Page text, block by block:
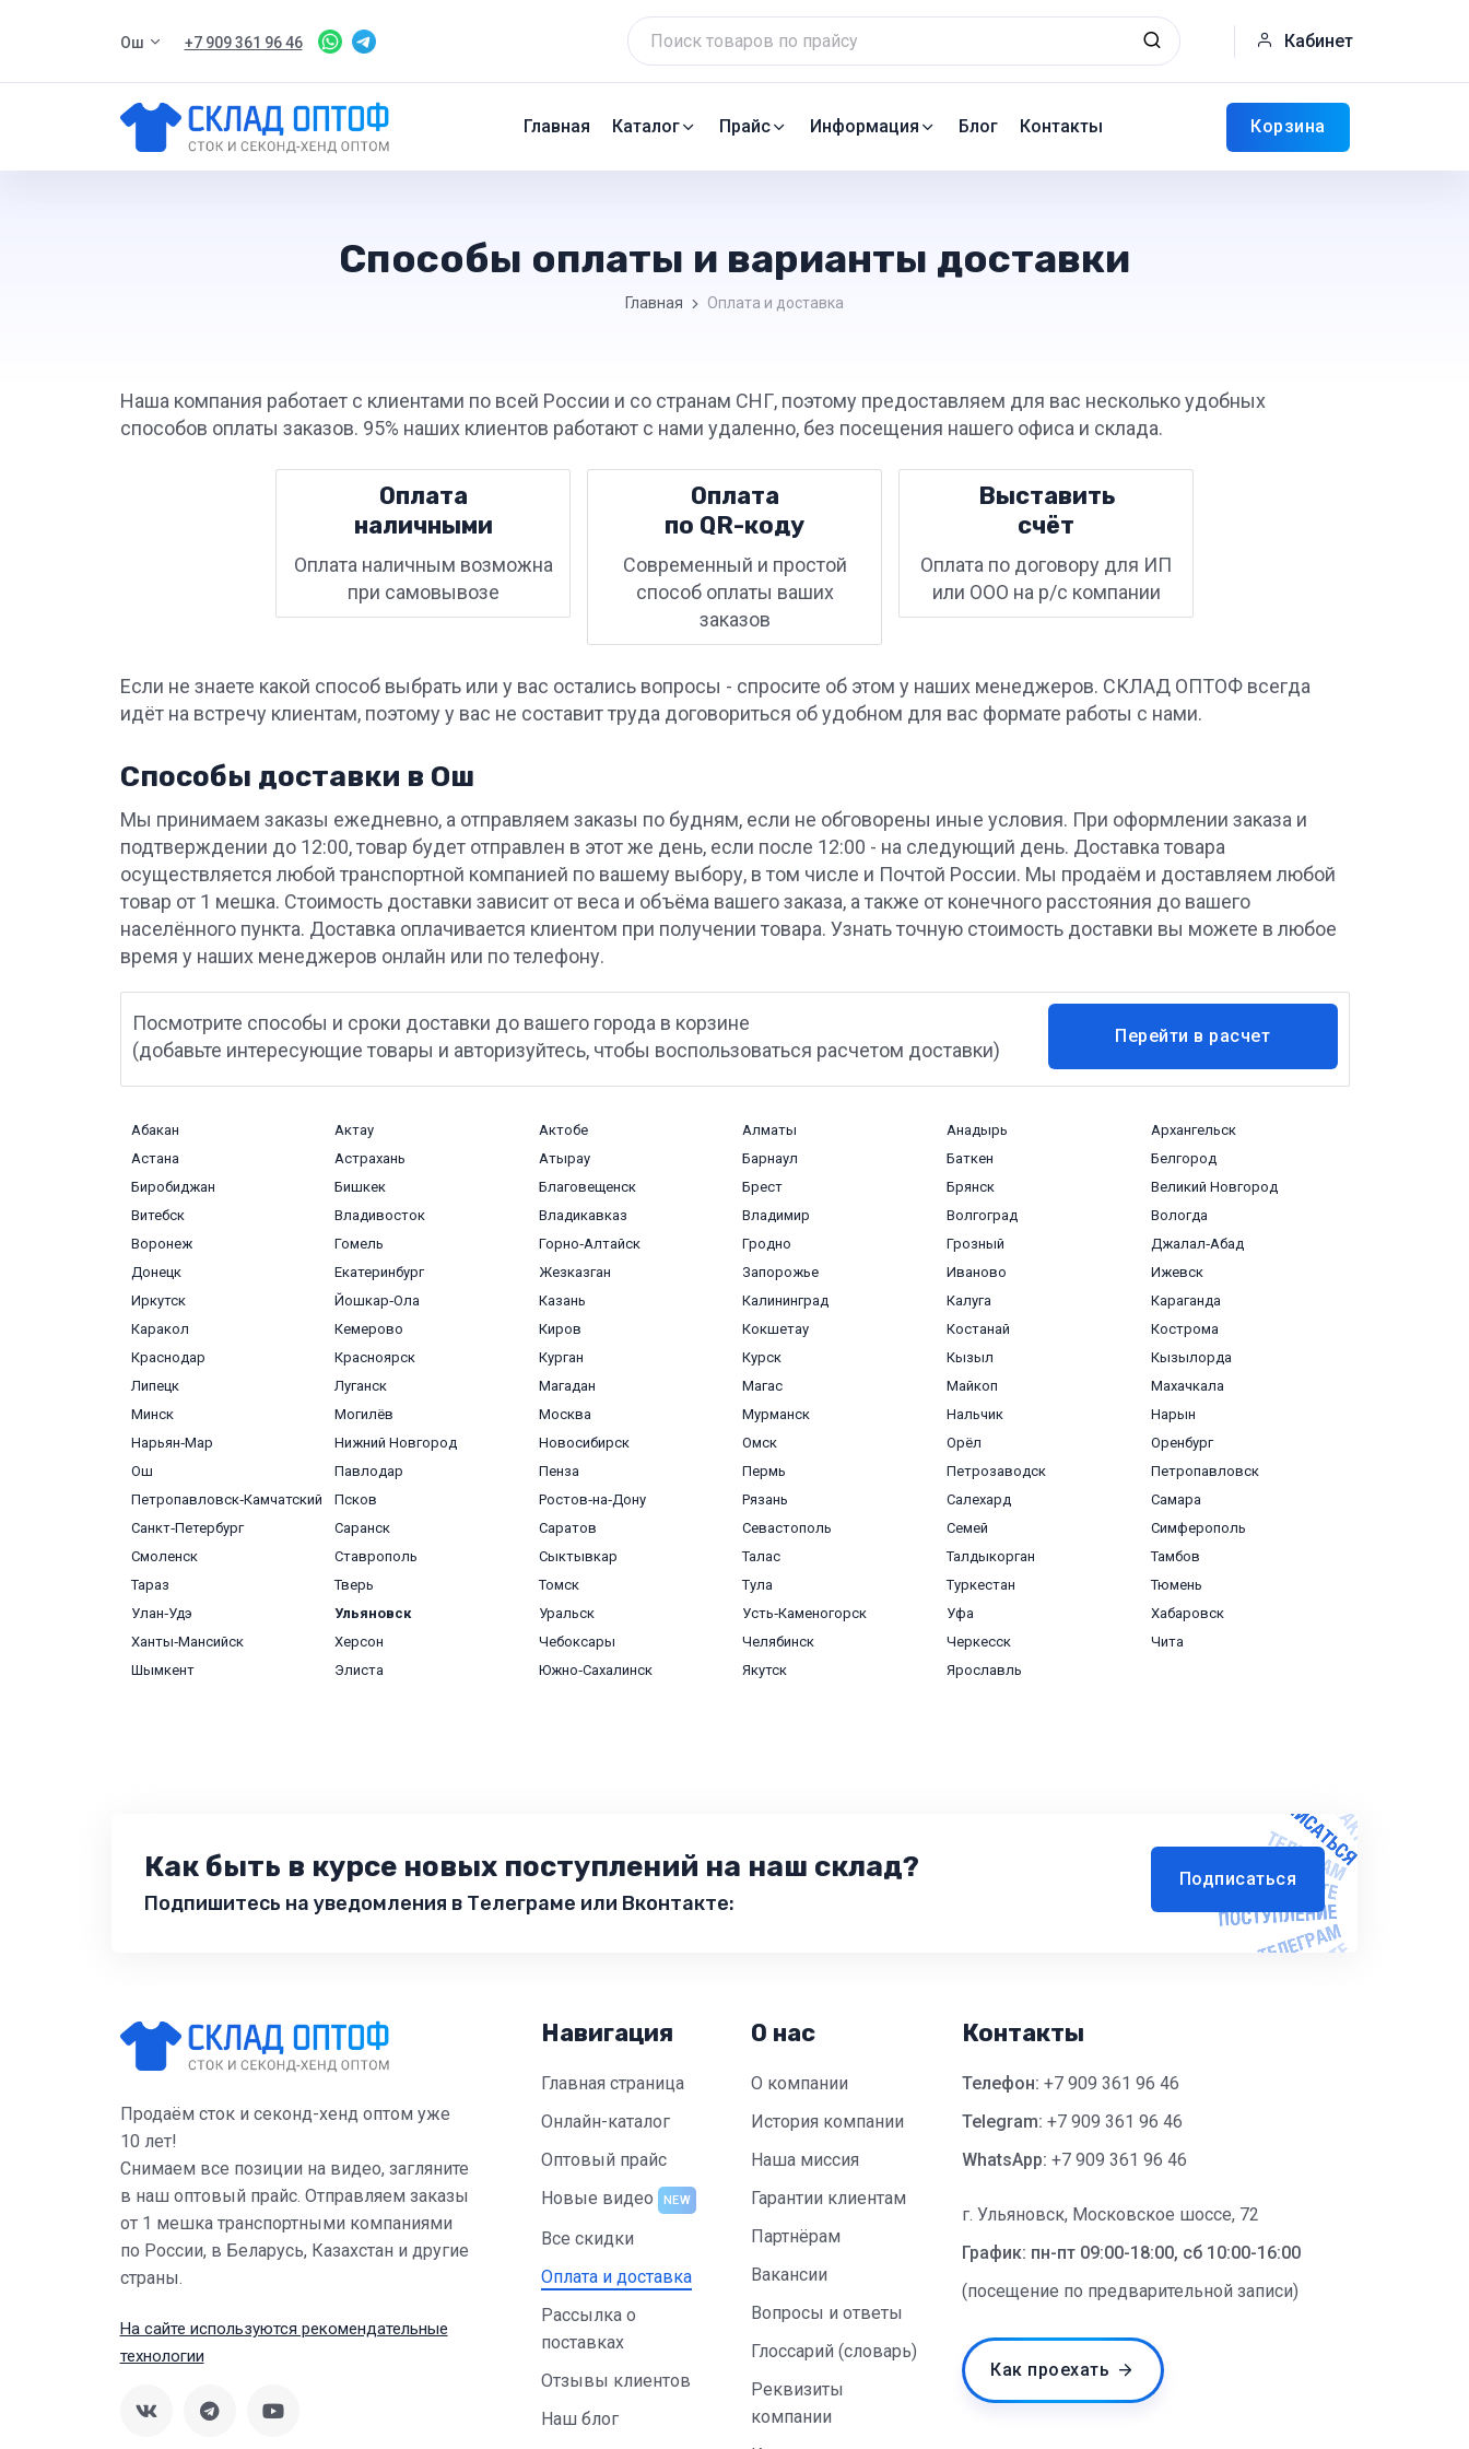
Ош +7 909 361 96 46 Кабинет
Главная Каталог Прайс Информация Блог Контакты Корзина
Способы оплаты и варианты доставки
Главная Оплата и доставка
Наша компания работает с клиентами по всей России и со странам СНГ, поэтому предоставляем для вас несколько удобных
способов оплаты заказов. 95% наших клиентов работают с нами удаленно, без посещения нашего офиса и склада.
Оплата
наличными
Оплата наличным возможна
при самовывозе
Оплата
по QR-⁠коду
Современный и простой
способ оплаты ваших
заказов
Выставить
счёт
Оплата по договору для ИП
или ООО на р/с компании
Если не знаете какой способ выбрать или у вас остались вопросы - спросите об этом у наших менеджеров. СКЛАД ОПТОФ всегда
идёт на встречу клиентам, поэтому у вас не составит труда договориться об удобном для вас формате работы с нами.
Способы доставки в Ош
Мы принимаем заказы ежедневно, а отправляем заказы по будням, если не обговорены иные условия. При оформлении заказа и
подтверждении до 12:00, товар будет отправлен в этот же день, если после 12:00 - на следующий день. Доставка товара
осуществляется любой транспортной компанией по вашему выбору, в том числе и Почтой России. Мы продаём и доставляем любой
товар от 1 мешка. Стоимость доставки зависит от веса и объёма вашего заказа, а также от конечного расстояния до вашего
населённого пункта. Доставка оплачивается клиентом при получении товара. Узнать точную стоимость доставки вы можете в любое
время у наших менеджеров онлайн или по телефону.
Посмотрите способы и сроки доставки до вашего города в корзине
(добавьте интересующие товары и авторизуйтесь, чтобы воспользоваться расчетом доставки)
Перейти в расчет
Абакан Актау Актобе Алматы Анадырь
Архангельск
Астана
Астрахань Атырау Барнаул Баткен
Белгород
Биробиджан
Бишкек Благовещенск Брест Брянск
Великий Новгород
Витебск
Владивосток Владикавказ Владимир Волгоград
Вологда
Воронеж
Гомель Горно‑Алтайск Гродно Грозный
Джалал‑Абад
Донецк
Екатеринбург Жезказган Запорожье Иваново
Ижевск
Иркутск
Йошкар‑Ола Казань Калининград Калуга
Караганда
Каракол
Кемерово Киров Кокшетау Костанай
Кострома
Краснодар
Красноярск Курган Курск Кызыл
Кызылорда
Липецк
Луганск Магадан Магас Майкоп
Махачкала
Минск
Могилёв Москва Мурманск Нальчик
Нарын
Нарьян‑Мар
Нижний Новгород Новосибирск Омск Орёл
Оренбург
Ош
Павлодар Пенза Пермь Петрозаводск
Петропавловск
Петропавловск‑Камчатский
Псков Ростов‑на‑Дону Рязань Салехард
Самара
Санкт‑Петербург
Саранск Саратов Севастополь Семей
Симферополь
Смоленск
Ставрополь Сыктывкар Талас Талдыкорган
Тамбов
Тараз
Тверь Томск Тула Туркестан
Тюмень
Улан‑Удэ
Ульяновск Уральск Усть‑Каменогорск Уфа
Хабаровск
Ханты‑Мансийск
Херсон Чебоксары Челябинск Черкесск
Чита
Шымкент
Элиста Южно‑Сахалинск Якутск Ярославль
Как быть в курсе новых поступлений на наш склад?
Подпишитесь на уведомления в Телеграме или Вконтакте:
Подписаться
Продаём сток и секонд-хенд оптом уже
10 лет!
Снимаем все позиции на видео, загляните
в наш оптовый прайс. Отправляем заказы
от 1 мешка транспортными компаниями
по России, в Беларусь, Казахстан и другие
страны.
На сайте используются рекомендательные
технологии
Навигация
Главная страница
Онлайн-каталог
Оптовый прайс
Новые видео
NEW
Все скидки
Оплата и доставка
Рассылка о
поставках
Отзывы клиентов
Наш блог
О нас
О компании
История компании
Наша миссия
Гарантии клиентам
Партнёрам
Вакансии
Вопросы и ответы
Глоссарий (словарь)
Реквизиты
компании
Контакты
Телефон: +7 909 361 96 46
Telegram: +7 909 361 96 46
WhatsApp: +7 909 361 96 46
г. Ульяновск, Московское шоссе, 72
График: пн-пт 09:00-18:00, сб 10:00-16:00
(посещение по предварительной записи)
Как проехать